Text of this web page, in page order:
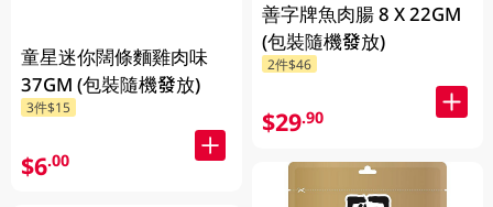
童星迷你闊條麵雞肉味
37GM (包裝隨機發放)
3件$15
$6.00
善字牌魚肉腸 8 X 22GM
(包裝隨機發放)
2件$46
$29.90